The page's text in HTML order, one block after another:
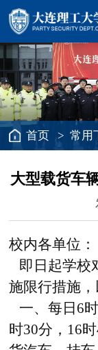
首页 >常用
大型载货车
校内各单位：
即日起学校
施限行措施，
一、每日6
时30分，16